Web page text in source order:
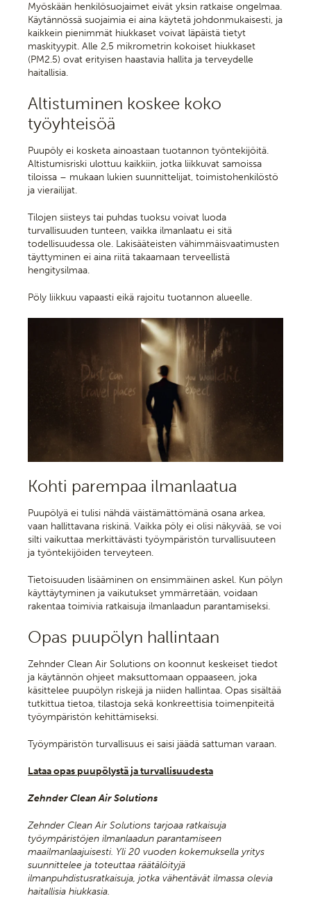
Myöskään henkilösuojaimet eivät yksin ratkaise ongelmaa.
Käytännössä suojaimia ei aina käytetä johdonmukaisesti, ja
kaikkein pienimmät hiukkaset voivat läpäistä tietyt
maskityypit. Alle 2,5 mikrometrin kokoiset hiukkaset
(PM2.5) ovat erityisen haastavia hallita ja terveydelle
haitallisia.
Altistuminen koskee koko
työyhteisöä
Puupöly ei kosketa ainoastaan tuotannon työntekijöitä.
Altistumisriski ulottuu kaikkiin, jotka liikkuvat samoissa
tiloissa – mukaan lukien suunnittelijat, toimistohenkilöstö
ja vierailijat.
Tilojen siisteys tai puhdas tuoksu voivat luoda
turvallisuuden tunteen, vaikka ilmanlaatu ei sitä
todellisuudessa ole. Lakisääteisten vähimmäisvaatimusten
täyttyminen ei aina riitä takaamaan terveellistä
hengitysilmaa.
Pöly liikkuu vapaasti eikä rajoitu tuotannon alueelle.
Kohti parempaa ilmanlaatua
Puupölyä ei tulisi nähdä väistämättömänä osana arkea,
vaan hallittavana riskinä. Vaikka pöly ei olisi näkyvää, se voi
silti vaikuttaa merkittävästi työympäristön turvallisuuteen
ja työntekijöiden terveyteen.
Tietoisuuden lisääminen on ensimmäinen askel. Kun pölyn
käyttäytyminen ja vaikutukset ymmärretään, voidaan
rakentaa toimivia ratkaisuja ilmanlaadun parantamiseksi.
Opas puupölyn hallintaan
Zehnder Clean Air Solutions on koonnut keskeiset tiedot
ja käytännön ohjeet maksuttomaan oppaaseen, joka
käsittelee puupölyn riskejä ja niiden hallintaa. Opas sisältää
tutkittua tietoa, tilastoja sekä konkreettisia toimenpiteitä
työympäristön kehittämiseksi.
Työympäristön turvallisuus ei saisi jäädä sattuman varaan.
Lataa opas puupölystä ja turvallisuudesta
Zehnder Clean Air Solutions
Zehnder Clean Air Solutions tarjoaa ratkaisuja
työympäristöjen ilmanlaadun parantamiseen
maailmanlaajuisesti. Yli 20 vuoden kokemuksella yritys
suunnittelee ja toteuttaa räätälöityjä
ilmanpuhdistusratkaisuja, jotka vähentävät ilmassa olevia
haitallisia hiukkasia.